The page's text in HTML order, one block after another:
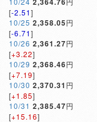
[-2.51]
10/25 2,358.05円
[-6.71]
10/26 2,361.27円
[+3.22]
10/29 2,368.46円
[+7.19]
10/30 2,370.31 円
[+1.85]
10/31 2,385.47円
[+15.16]